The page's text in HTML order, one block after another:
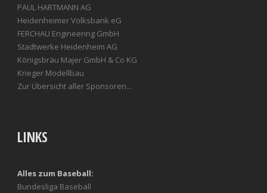
PAUL HARTMANN AG
Heidenheimer Volksbank eG
FERCHAU Engineering GmbH
Stadtwerke Heidenheim AG
Königsbräu Majer GmbH & Co KG
Krieger Modellbau
Zur Übersicht aller Sponsoren...
LINKS
Alles zum Baseball:
Bundesliga Baseball